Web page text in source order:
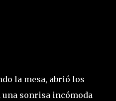
la mesa, abrió los
una sonrisa incómoda